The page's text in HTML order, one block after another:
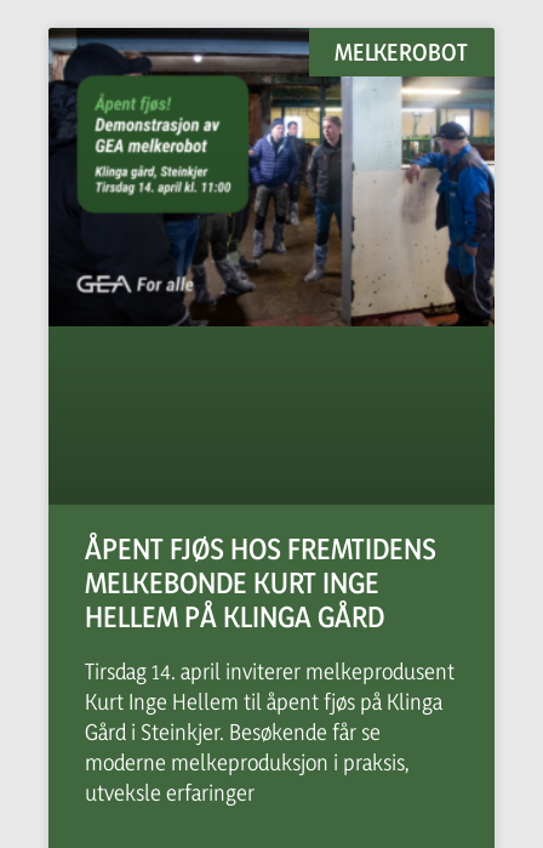
MELKEROBOT
ÅPENT FJØS HOS FREMTIDENS
MELKEBONDE KURT INGE
HELLEM PÅ KLINGA GÅRD
Tirsdag 14. april inviterer melkeprodusent
Kurt Inge Hellem til åpent fjøs på Klinga
Gård i Steinkjer. Besøkende får se
moderne melkeproduksjon i praksis,
utveksle erfaringer